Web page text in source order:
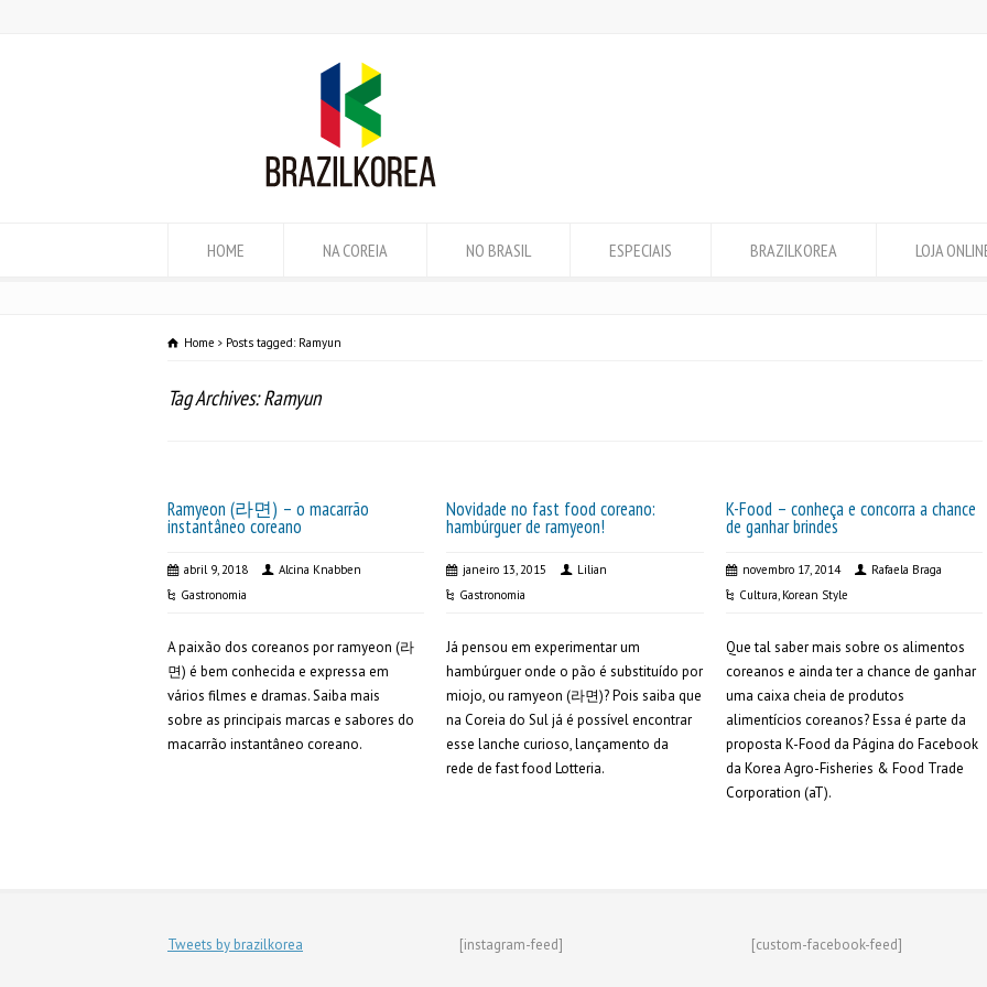
HOME NA COREIA NO BRASIL ESPECIAIS BRAZILKOREA LOJA
Home Posts tagged: Ramyun
Tag Archives: Ramyun
Ramyeon (라면) – o macarrão
instantâneo coreano
abril 9, 2018
Alcina Knabben
Gastronomia
A paixão dos coreanos por ramyeon (라
면) é bem conhecida e expressa em
vários filmes e dramas. Saiba mais
sobre as principais marcas e sabores do
macarrão instantâneo coreano.
Novidade no fast food coreano:
hambúrguer de ramyeon!
janeiro 13, 2015
Lilian
Gastronomia
Já pensou em experimentar um
hambúrguer onde o pão é substituído por
miojo, ou ramyeon (라면)? Pois saiba que
na Coreia do Sul já é possível encontrar
esse lanche curioso, lançamento da
rede de fast food Lotteria.
K-Food – conheça e concorra a chance
de ganhar brindes
novembro 17, 2014
Rafaela Braga
Cultura, Korean Style
Que tal saber mais sobre os alimentos
coreanos e ainda ter a chance de ganhar
uma caixa cheia de produtos
alimentícios coreanos? Essa é parte da
proposta K-Food da Página do Facebook
da Korea Agro-Fisheries & Food Trade
Corporation (aT).
Tweets by brazilkorea [instagram-feed] [custom-facebook-feed]